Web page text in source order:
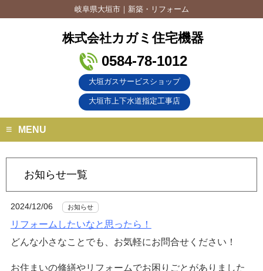
岐阜県大垣市｜新築・リフォーム
株式会社カガミ住宅機器
0584-78-1012
大垣ガスサービスショップ
大垣市上下水道指定工事店
MENU
お知らせ一覧
2024/12/06 お知らせ
リフォームしたいなと思ったら！
どんな小さなことでも、お気軽にお問合せください！
お住まいの修繕やリフォームでお困りごとがありました